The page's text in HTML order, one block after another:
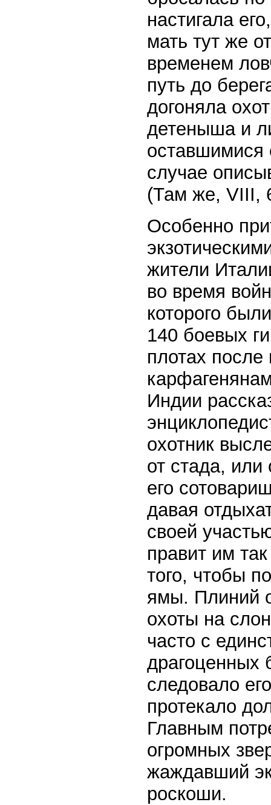
настигала
мать тут же
временем
путь до
догоняла
детеныша и
оставшимися
случае
(Там же, VIII,
Особенно
жители
во время
которого
140 боевых
плотах
Индии
охотник
от стада, или
его
давая
своей
правит им
того, чтобы
ямы. Плиний
охоты на
часто с
драгоценных
следовало
протекало
Главным
огромных
жаждавший
роскоши.